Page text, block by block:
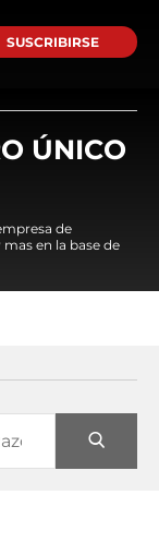
SUSCRIBIRSE
ÚNICO
de
en la base de